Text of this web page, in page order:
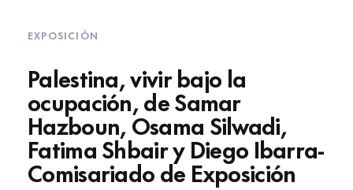
EXPOSICIÓN
Palestina, vivir bajo la
ocupación, de Samar
Hazboun, Osama Silwadi,
Fatima Shbair y Diego Ibarra-
Comisariado de Exposición